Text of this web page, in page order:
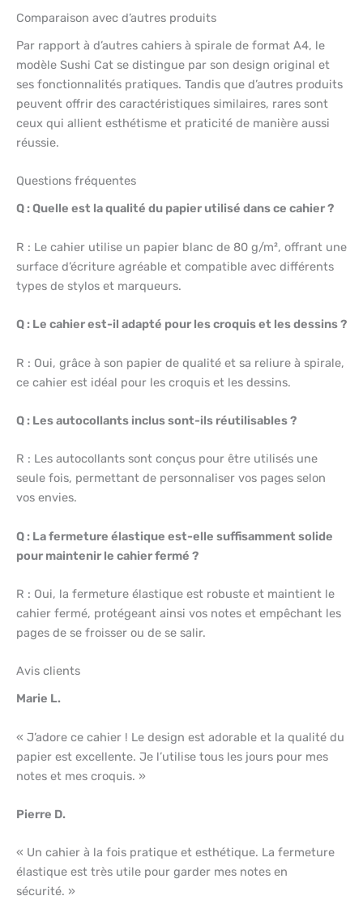
Comparaison avec d’autres produits
Par rapport à d’autres cahiers à spirale de format A4, le
modèle Sushi Cat se distingue par son design original et
ses fonctionnalités pratiques. Tandis que d’autres produits
peuvent offrir des caractéristiques similaires, rares sont
ceux qui allient esthétisme et praticité de manière aussi
réussie.
Questions fréquentes
Q : Quelle est la qualité du papier utilisé dans ce cahier ?
R : Le cahier utilise un papier blanc de 80 g/m², offrant une
surface d’écriture agréable et compatible avec différents
types de stylos et marqueurs.
Q : Le cahier est-il adapté pour les croquis et les dessins ?
R : Oui, grâce à son papier de qualité et sa reliure à spirale,
ce cahier est idéal pour les croquis et les dessins.
Q : Les autocollants inclus sont-ils réutilisables ?
R : Les autocollants sont conçus pour être utilisés une
seule fois, permettant de personnaliser vos pages selon
vos envies.
Q : La fermeture élastique est-elle suffisamment solide
pour maintenir le cahier fermé ?
R : Oui, la fermeture élastique est robuste et maintient le
cahier fermé, protégeant ainsi vos notes et empêchant les
pages de se froisser ou de se salir.
Avis clients
Marie L.
« J’adore ce cahier ! Le design est adorable et la qualité du
papier est excellente. Je l’utilise tous les jours pour mes
notes et mes croquis. »
Pierre D.
« Un cahier à la fois pratique et esthétique. La fermeture
élastique est très utile pour garder mes notes en
sécurité. »